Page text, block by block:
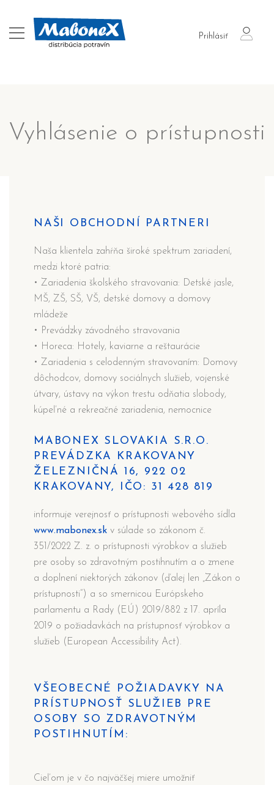
Prihlásiť
login
Vyhlásenie o prístupnosti
NAŠI OBCHODNÍ PARTNERI
Naša klientela zahŕňa široké spektrum zariadení,
medzi ktoré patria:
• Zariadenia školského stravovania: Detské jasle,
MŠ, ZŠ, SŠ, VŠ, detské domovy a domovy
mládeže
• Prevádzky závodného stravovania
• Horeca: Hotely, kaviarne a reštaurácie
• Zariadenia s celodenným stravovaním: Domovy
dôchodcov, domovy sociálnych služieb, vojenské
útvary, ústavy na výkon trestu odňatia slobody,
kúpeľné a rekreačné zariadenia, nemocnice
MABONEX SLOVAKIA S.R.O.
PREVÁDZKA KRAKOVANY
ŽELEZNIČNÁ 16, 922 02
KRAKOVANY, IČO: 31 428 819
informuje verejnosť o prístupnosti webového sídla
www.mabonex.sk v súlade so zákonom č.
351/2022 Z. z. o prístupnosti výrobkov a služieb
pre osoby so zdravotným postihnutím a o zmene
a doplnení niektorých zákonov (ďalej len „Zákon o
prístupnosti“) a so smernicou Európskeho
parlamentu a Rady (EÚ) 2019/882 z 17. apríla
2019 o požiadavkách na prístupnosť výrobkov a
služieb (European Accessibility Act).
VŠEOBECNÉ POŽIADAVKY NA
PRÍSTUPNOSŤ SLUŽIEB PRE
OSOBY SO ZDRAVOTNÝM
POSTIHNUTÍM:
Cieľom je v čo najväčšej miere umožniť